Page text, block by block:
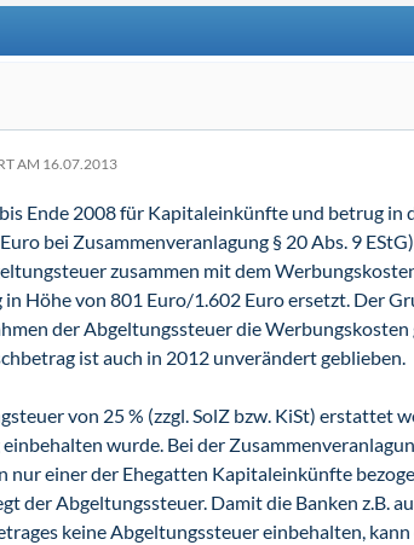
AM 16.07.2013
Ende 2008 für Kapitaleinkünfte und betrug in
bei Zusammenveranlagung § 20 Abs. 9
zusammen mit dem
Höhe von 801 Euro/1.602 Euro ersetzt. Der
der Abgeltungssteuer die
ist auch in 2012 unverändert geblieben.
von 25 % (zzgl. SolZ bzw. KiSt) erstattet
wurde. Bei der
nur einer der Ehegatten Kapitaleinkünfte
der Abgeltungssteuer. Damit die Banken z.B.
keine Abgeltungssteuer einbehalten,